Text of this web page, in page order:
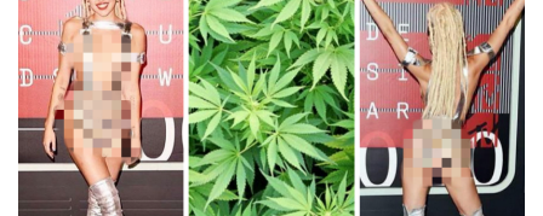
Sex a vztahy
Videa
Sledujte prima+